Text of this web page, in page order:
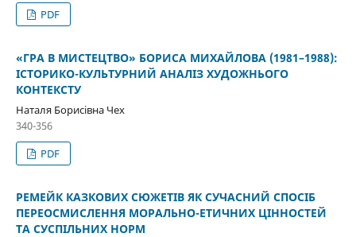
PDF
«ГРА В МИСТЕЦТВО» БОРИСА МИХАЙЛОВА (1981–1988):
ІСТОРИКО-КУЛЬТУРНИЙ АНАЛІЗ ХУДОЖНЬОГО
КОНТЕКСТУ
Наталя Борисівна Чех
340-356
PDF
РЕМЕЙК КАЗКОВИХ СЮЖЕТІВ ЯК СУЧАСНИЙ СПОСІБ
ПЕРЕОСМИСЛЕННЯ МОРАЛЬНО-ЕТИЧНИХ ЦІННОСТЕЙ
ТА СУСПІЛЬНИХ НОРМ